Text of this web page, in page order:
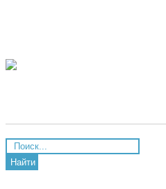
Найти